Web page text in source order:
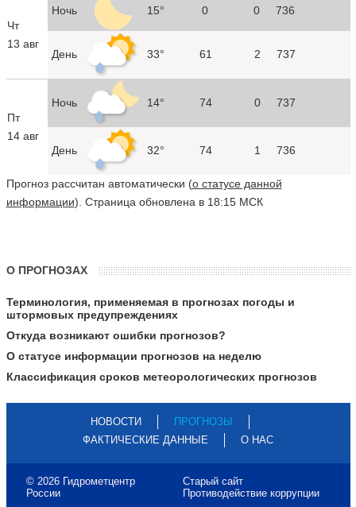
Чт
13 авг
Ночь 15° 0 0 736
День 33° 61 2 737
Пт
14 авг
Ночь 14° 74 0 737
День 32° 74 1 736
Прогноз рассчитан автоматически (о статусе данной
информации). Страница обновлена в 18:15 МСК
О ПРОГНОЗАХ
Терминология, применяемая в прогнозах погоды и
штормовых предупреждениях
Откуда возникают ошибки прогнозов?
О статусе информации прогнозов на неделю
Классификация сроков метеорологических прогнозов
НОВОСТИ
ПРОГНОЗЫ
ФАКТИЧЕСКИЕ ДАННЫЕ
О НАС
© 2026 Гидрометцентр
России
Старый сайт
Противодействие коррупции